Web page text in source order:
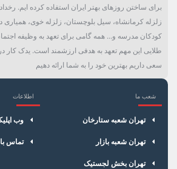
برای ساختن روزهای بهتر ایران استفاده کرده ایم.
زلزله کرمانشاه، سیل بلوچستان، زلزله خوی، همیاری
کودکان مدرسه و... همه گامی برای تعهد به وظیفه
طلایی این مهم تعهد به هدفی ارزشمند است. یدک کار
سعی داریم بهترین خود را به شما ارائه دهیم
شعب ما
تهران شعبه ستارخان
تهران شعبه بازار
تهران بخش لجستیک
اطلاعات
وب
تماس
×